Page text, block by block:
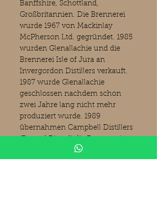
Banffshire, Schottland,
Großbritannien. Die Brennerei
wurde 1967 von Mackinlay
McPherson Ltd. gegründet. 1985
wurden Glenallachie und die
Brennerei Isle of Jura an
Invergordon Distillers verkauft.
1987 wurde Glenallachie
geschlossen nachdem schon
zwei Jahre lang nicht mehr
produziert wurde. 1989
übernahmen Campbell Distillers
erhöhten die Anzahl der